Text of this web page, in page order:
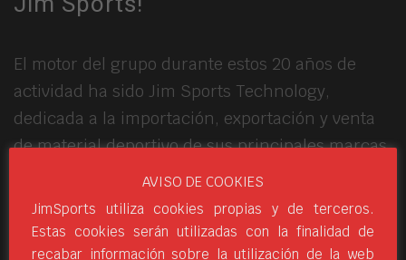
El motor del grupo durante estos 20 años de
actividad ha sido Jim Sports Technology,
dedicada a la importación, exportación y venta
de material deportivo de sus principales marcas,
así como al diseño y a la creación de terceras.
Pero si por algo se caracteriza esta empresa es
por la dedicación de su capital humano,
AVISO DE COOKIES
JimSports utiliza cookies propias y de terceros.
Estas cookies serán utilizadas con la finalidad de
recabar información sobre la utilización de la web